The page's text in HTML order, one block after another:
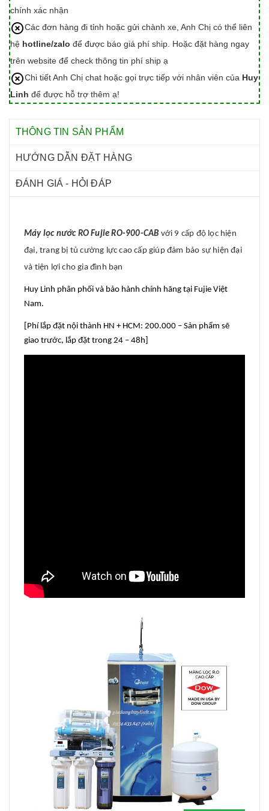
chính xác nhận
Các đơn hàng đi tỉnh hoặc gửi chành xe, Anh Chị có thể liên
hệ hotline/zalo để được báo giá phí ship. Hoặc đặt hàng ngay
trên website để check thông tin phí ship ạ
Chi tiết Anh Chị chat hoặc gọi trực tiếp với nhân viên của Huy
Linh để được hỗ trợ thêm ạ!
THÔNG TIN SẢN PHẨM
HƯỚNG DẪN ĐẶT HÀNG
ĐÁNH GIÁ - HỎI ĐÁP
Máy lọc nước RO Fujie RO-900-CAB với 9 cấp độ lọc hiện
đại, trang bị tủ cường lực cao cấp giúp đảm bảo sự hiện đại
và tiện lợi cho gia đình bạn
Huy Linh phân phối và bảo hành chính hãng tại Fujie Việt
Nam.
[Phí lắp đặt nội thành HN + HCM: 200.000 – Sản phẩm sẽ
giao trước, lắp đặt trong 24 – 48h]